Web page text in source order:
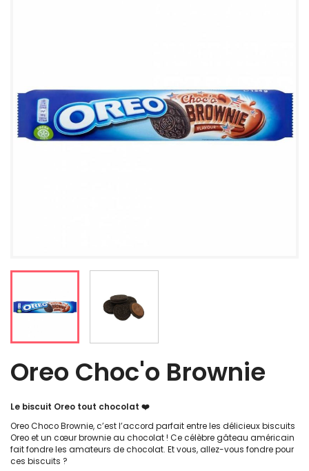
Oreo Choc'o Brownie
Le biscuit Oreo tout chocolat ❤️
Oreo Choco Brownie, c’est l’accord parfait entre les délicieux biscuits
Oreo et un cœur brownie au chocolat ! Ce célèbre gâteau américain
fait fondre les amateurs de chocolat. Et vous, allez-vous fondre pour
ces biscuits ?